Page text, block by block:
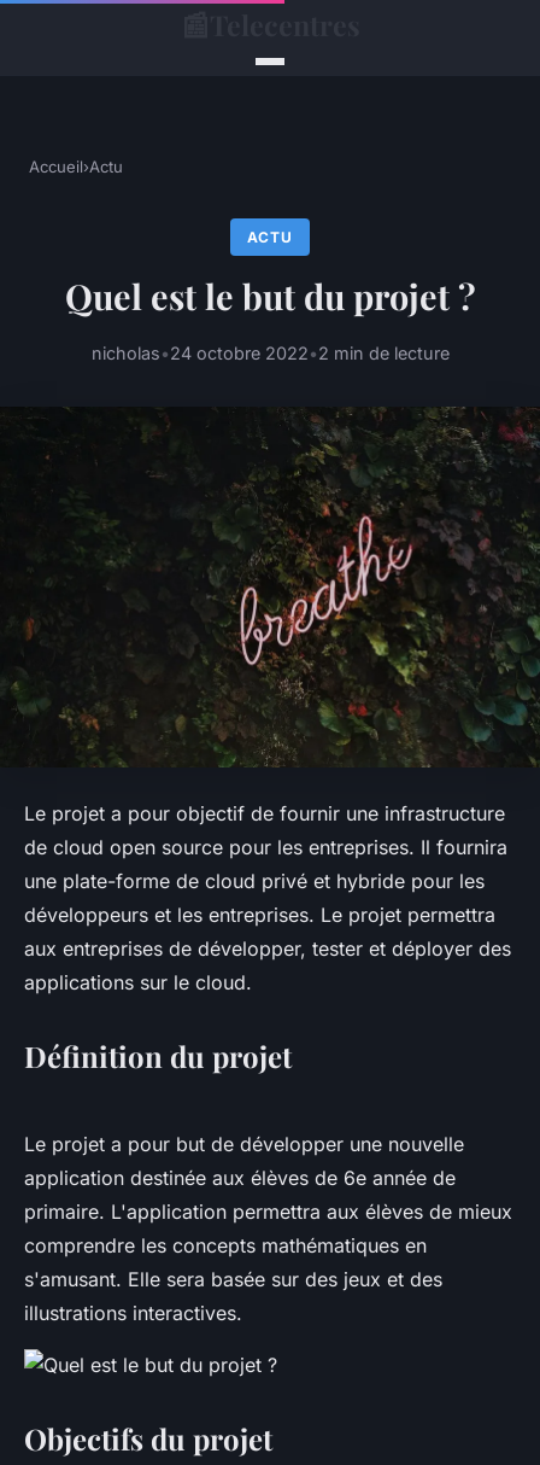
Accueil›Actu
ACTU
Quel est le but du projet ?
nicholas•24 octobre 2022•2 min de lecture
Le projet a pour objectif de fournir une infrastructure
de cloud open source pour les entreprises. Il fournira
une plate-forme de cloud privé et hybride pour les
développeurs et les entreprises. Le projet permettra
aux entreprises de développer, tester et déployer des
applications sur le cloud.
Définition du projet
Le projet a pour but de développer une nouvelle
application destinée aux élèves de 6e année de
primaire. L'application permettra aux élèves de mieux
comprendre les concepts mathématiques en
s'amusant. Elle sera basée sur des jeux et des
illustrations interactives.
Objectifs du projet